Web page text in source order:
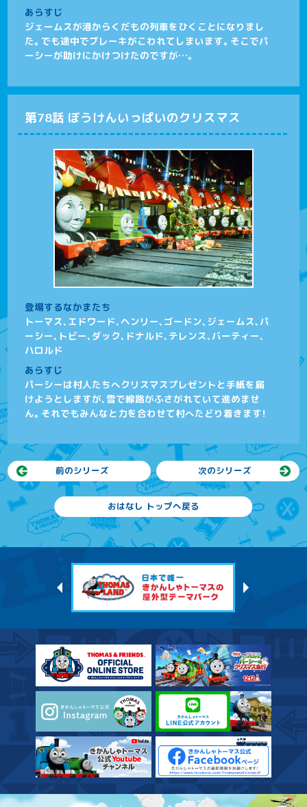
あらすじ
ジェームスが港からくだもの列車をひくことになりまし
た。でも途中でブレーキがこわれてしまいます。そこでパ
ーシーが助けにかけつけたのですが…。
第78話 ぼうけんいっぱいのクリスマス
登場するなかまたち
トーマス、エドワード、ヘンリー、ゴードン、ジェームス、パ
ーシー、トビー、ダック、ドナルド、テレンス、バーティー、
ハロルド
あらすじ
パーシーは村人たちへクリスマスプレゼントと手紙を届
けようとしますが、雪で線路がふさがれていて進めませ
ん。それでもみんなと力を合わせて村へたどり着きます！
前のシリーズ
おはなし トップへ戻る
次のシリーズ